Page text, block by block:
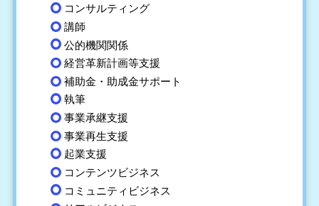
コンサルティング
講師
公的機関関係
経営革新計画等支援
補助金・助成金サポート
執筆
事業承継支援
事業再生支援
起業支援
コンテンツビジネス
コミュニティビジネス